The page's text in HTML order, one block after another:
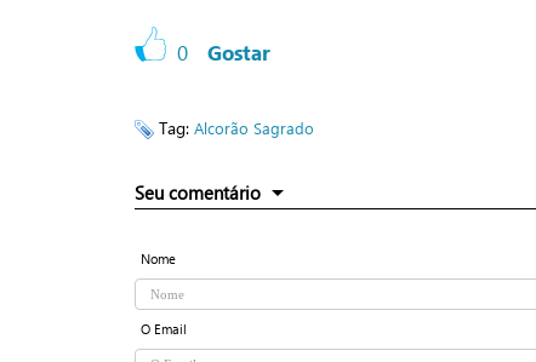
0 Gostar
Tag: Alcorão Sagrado
Seu comentário
Nome
O Email